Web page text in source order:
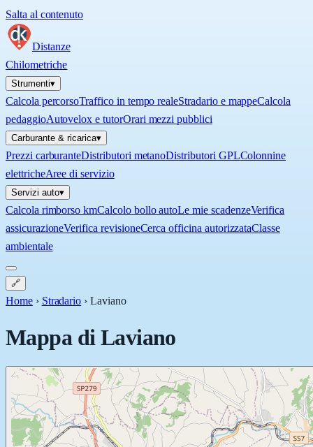
Salta al contenuto
Distanze
Chilometriche
Strumenti▾
Calcola percorsoTraffico in tempo realeStradario e mappeCalcola
pedaggioAutovelox e tutorOrari mezzi pubblici
Carburante & ricarica▾
Prezzi carburanteDistributori metanoDistributori GPLColonnine
elettricheAree di servizio
Servizi auto▾
Calcola rimborso kmCalcolo bollo autoLe mie scadenzeVerifica
assicurazioneVerifica revisioneCerca officina autorizzataClasse
ambientale
🔗
Home › Stradario ›Laviano
Mappa diLaviano